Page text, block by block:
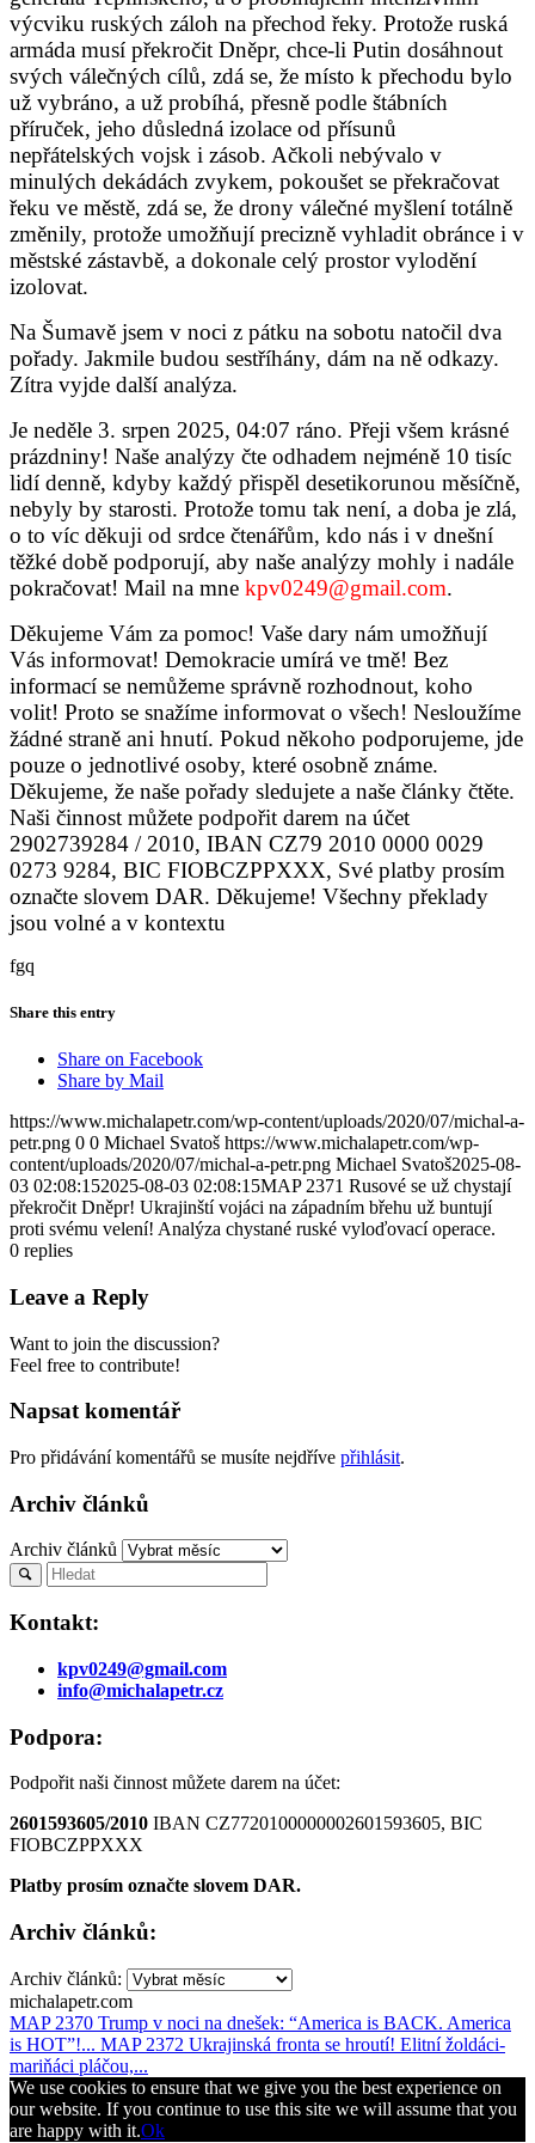
výcviku ruských záloh na přechod řeky. Protože ruská
armáda musí překročit Dněpr, chce-li Putin dosáhnout
svých válečných cílů, zdá se, že místo k přechodu bylo
už vybráno, a už probíhá, přesně podle štábních
příruček, jeho důsledná izolace od přísunů
nepřátelských vojsk i zásob. Ačkoli nebývalo v
minulých dekádách zvykem, pokoušet se překračovat
řeku ve městě, zdá se, že drony válečné myšlení totálně
změnily, protože umožňují precizně vyhladit obránce i v
městské zástavbě, a dokonale celý prostor vylodění
izolovat.
Na Šumavě jsem v noci z pátku na sobotu natočil dva
pořady. Jakmile budou sestříhány, dám na ně odkazy.
Zítra vyjde další analýza.
Je neděle 3. srpen 2025, 04:07 ráno. Přeji všem krásné
prázdniny! Naše analýzy čte odhadem nejméně 10 tisíc
lidí denně, kdyby každý přispěl desetikorunou měsíčně,
nebyly by starosti. Protože tomu tak není, a doba je zlá,
o to víc děkuji od srdce čtenářům, kdo nás i v dnešní
těžké době podporují, aby naše analýzy mohly i nadále
pokračovat! Mail na mne kpv0249@gmail.com.
Děkujeme Vám za pomoc! Vaše dary nám umožňují
Vás informovat! Demokracie umírá ve tmě! Bez
informací se nemůžeme správně rozhodnout, koho
volit! Proto se snažíme informovat o všech! Nesloužíme
žádné straně ani hnutí. Pokud někoho podporujeme, jde
pouze o jednotlivé osoby, které osobně známe.
Děkujeme, že naše pořady sledujete a naše články čtěte.
Naši činnost můžete podpořit darem na účet
2902739284 / 2010, IBAN CZ79 2010 0000 0029
0273 9284, BIC FIOBCZPPXXX, Své platby prosím
označte slovem DAR. Děkujeme! Všechny překlady
jsou volné a v kontextu
fgq
Share this entry
Share on Facebook
Share by Mail
https://www.michalapetr.com/wp-content/uploads/2020/07/michal-a-
petr.png 0 0 Michael Svatoš https://www.michalapetr.com/wp-
content/uploads/2020/07/michal-a-petr.png Michael Svatoš2025-08-
03 02:08:152025-08-03 02:08:15MAP 2371 Rusové se už chystají
překročit Dněpr! Ukrajinští vojáci na západním břehu už buntují
proti svému velení! Analýza chystané ruské vyloďovací operace.
0 replies
Leave a Reply
Want to join the discussion?
Feel free to contribute!
Napsat komentář
Pro přidávání komentářů se musíte nejdříve přihlásit.
Archiv článků
Archiv článků
Kontakt:
kpv0249@gmail.com
info@michalapetr.cz
Podpora:
Podpořit naši činnost můžete darem na účet:
2601593605/2010 IBAN CZ7720100000002601593605, BIC
FIOBCZPPXXX
Platby prosím označte slovem DAR.
Archiv článků:
Archiv článků:
michalapetr.com
MAP 2370 Trump v noci na dnešek: “America is BACK. America
is HOT”!... MAP 2372 Ukrajinská fronta se hroutí! Elitní žoldáci-
mariňáci pláčou,...
We use cookies to ensure that we give you the best experience on
our website. If you continue to use this site we will assume that you
are happy with it.Ok